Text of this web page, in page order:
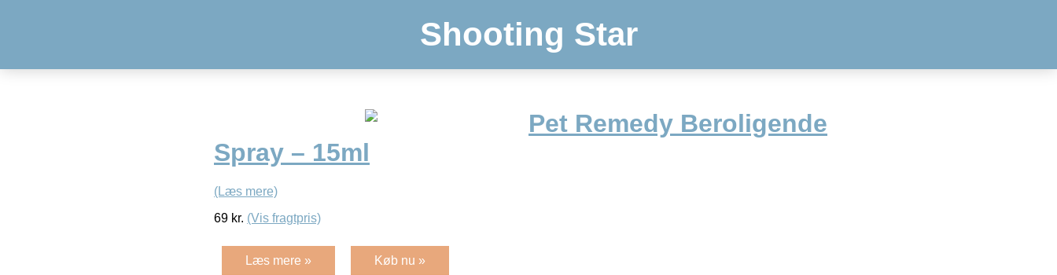
Shooting Star
Pet Remedy Beroligende
Spray – 15ml
(Læs mere)
69 kr. (Vis fragtpris)
Læs mere » Køb nu »